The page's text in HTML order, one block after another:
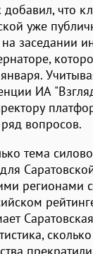
добавил, что
уже
заседании
ИА
вопросов.
тема
регионами